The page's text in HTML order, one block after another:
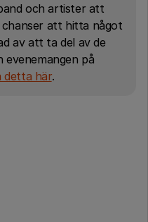
och artister att
att hitta något
av att ta del av de
evenemangen på
detta här.